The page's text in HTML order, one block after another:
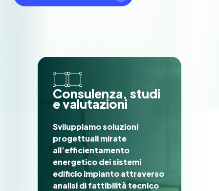
Consulenza, studi
evalutazioni
Sviluppiamo soluzioni
progettuali mirate
all’efficientamento
energetico dei sistemi
edificio impianto attraverso
analisi di fattibilità tecnico